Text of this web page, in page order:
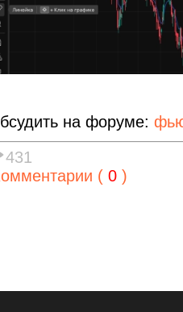
на форуме:
431
( 0 )